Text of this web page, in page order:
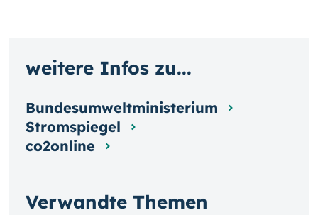
Verwandte Themen
weitere Infos zu...
Bundesumweltministerium
Stromspiegel
co2online